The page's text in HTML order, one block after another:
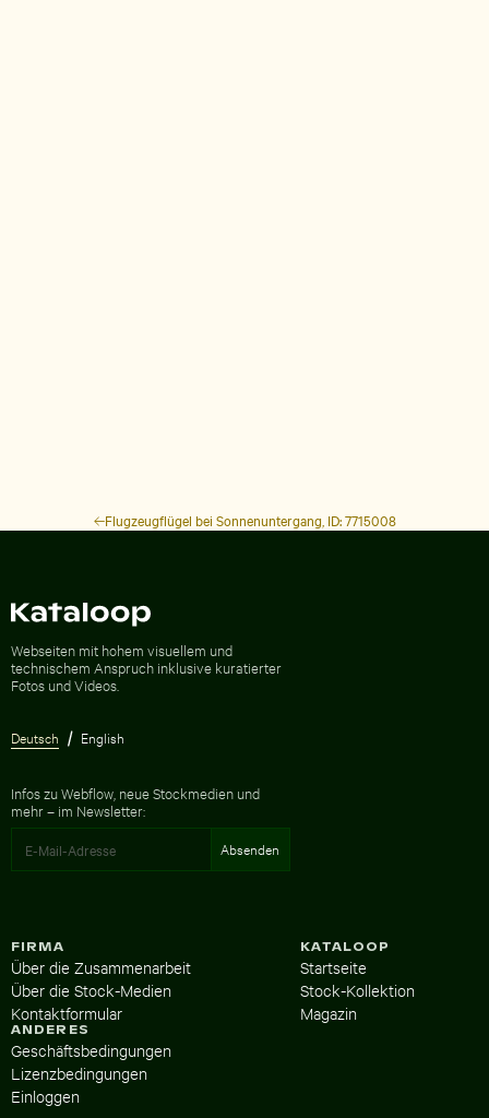
Flugzeugflügel bei Sonnenuntergang, ID: 7715008
Webseiten mit hohem visuellem und
technischem Anspruch inklusive kuratierter
Fotos und Videos.
Deutsch English
Infos zu Webflow, neue Stockmedien und
mehr – im Newsletter:
KATALOOP
Startseite
Stock-Kollektion
Magazin
FIRMA
Über die Zusammenarbeit
Über die Stock-Medien
Kontaktformular
ANDERES
Geschäftsbedingungen
Lizenzbedingungen
Einloggen